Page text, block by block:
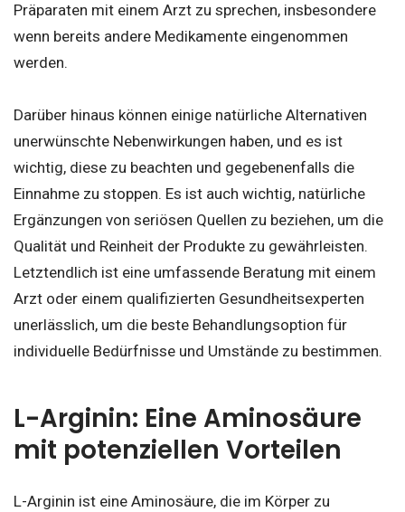
Präparaten mit einem Arzt zu sprechen, insbesondere
wenn bereits andere Medikamente eingenommen
werden.
Darüber hinaus können einige natürliche Alternativen
unerwünschte Nebenwirkungen haben, und es ist
wichtig, diese zu beachten und gegebenenfalls die
Einnahme zu stoppen. Es ist auch wichtig, natürliche
Ergänzungen von seriösen Quellen zu beziehen, um die
Qualität und Reinheit der Produkte zu gewährleisten.
Letztendlich ist eine umfassende Beratung mit einem
Arzt oder einem qualifizierten Gesundheitsexperten
unerlässlich, um die beste Behandlungsoption für
individuelle Bedürfnisse und Umstände zu bestimmen.
L-Arginin: Eine Aminosäure
mit potenziellen Vorteilen
L-Arginin ist eine Aminosäure, die im Körper zu